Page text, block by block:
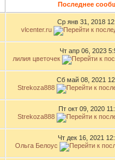
Последнее
Ср янв 31, 2018
vlcenter.ru
Чт апр 06, 2023
лилия цветочек
Сб май 08, 2021
Strekoza888
Пт окт 09, 2020
Strekoza888
Чт дек 16, 2021
Ольга Белоус